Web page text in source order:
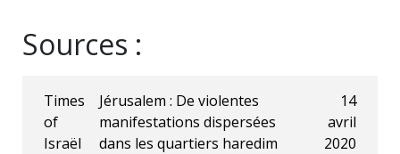
Sources :
Times
of
Israël
Jérusalem : De violentes
manifestations dispersées
dans les quartiers haredim
14
avril
2020